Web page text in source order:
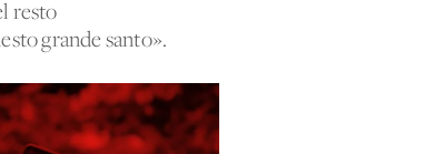
resto
grande santo».